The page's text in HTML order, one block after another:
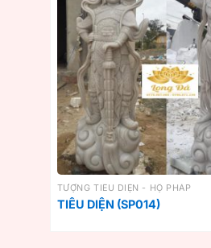
TƯỢNG TIÊU DIỆN - HỘ PHÁP
TIÊU DIỆN (SP014)